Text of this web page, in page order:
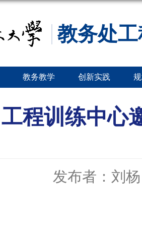
教务处
教务教学 创新实践
工程训练中心
发布者：刘杨